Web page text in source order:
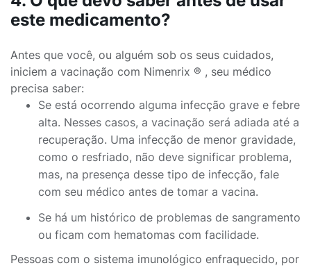
este medicamento?
Antes que você, ou alguém sob os seus cuidados,
iniciem a vacinação com Nimenrix ® , seu médico
precisa saber:
Se está ocorrendo alguma infecção grave e febre
alta. Nesses casos, a vacinação será adiada até a
recuperação. Uma infecção de menor gravidade,
como o resfriado, não deve significar problema,
mas, na presença desse tipo de infecção, fale
com seu médico antes de tomar a vacina.
Se há um histórico de problemas de sangramento
ou ficam com hematomas com facilidade.
Pessoas com o sistema imunológico enfraquecido, por